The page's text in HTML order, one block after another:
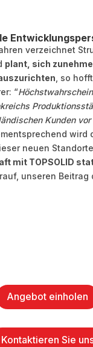
verzeichnet
plant, sich
, so
“
Kunden
wird
neuen Standorte
mit TOPSOLID
unseren Beitrag
Angebot einholen
Kontaktieren Sie